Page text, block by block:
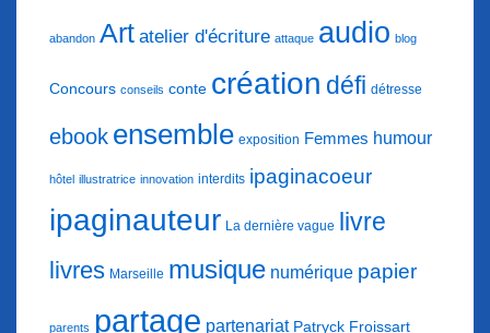
abandon Art atelier d'écriture attaque audio blog
Concours conseils conte création défi détresse
ebook ensemble exposition Femmes humour
hôtel illustratrice innovation interdits ipaginacoeur
ipaginauteur La dernière vague livre
livres Marseille musique numérique papier
parents partage partenariat Patryck Froissart